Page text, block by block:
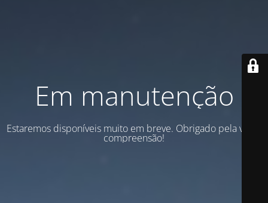
Em manutenção
Estaremos disponíveis muito em breve. Obrigado pela vossa
compreensão!